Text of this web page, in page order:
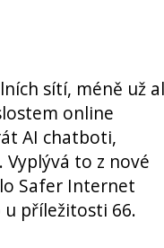
sítí, méně už
online
AI chatboti,
to z nové
Safer Internet
u příležitosti 66.